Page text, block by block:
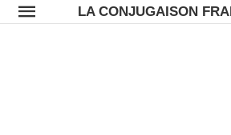
LA CONJUGAISON